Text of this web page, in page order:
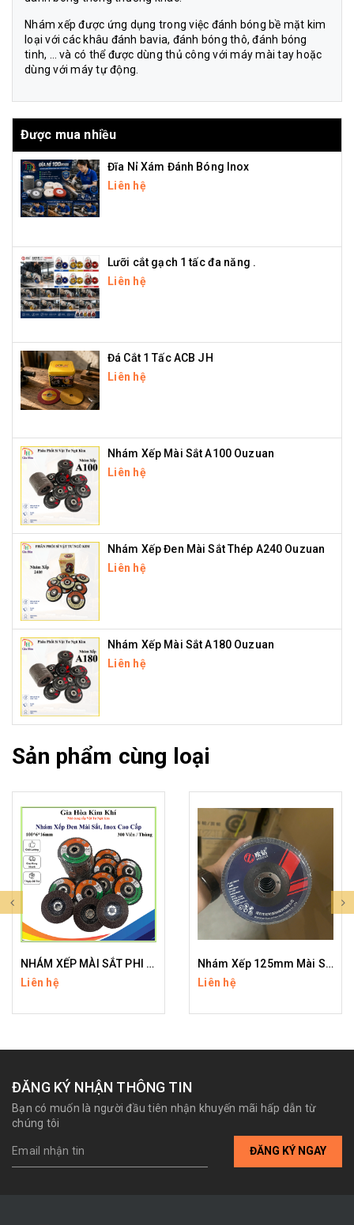
Nhám xếp được ứng dụng trong việc đánh bóng bề mặt kim
loại với các khâu đánh bavia, đánh bóng thô, đánh bóng
tinh, … và có thể được dùng thủ công với máy mài tay hoặc
dùng với máy tự động.
Được mua nhiều
Đĩa Nỉ Xám Đánh Bóng Inox
Liên hệ
Lưỡi cắt gạch 1 tấc đa năng .
Liên hệ
Đá Cắt 1 Tấc ACB JH
Liên hệ
Nhám Xếp Mài Sắt A100 Ouzuan
Liên hệ
Nhám Xếp Đen Mài Sắt Thép A240 Ouzuan
Liên hệ
Nhám Xếp Mài Sắt A180 Ouzuan
Liên hệ
Sản phẩm cùng loại
NHÁM XẾP MÀI SẮT PHI 100
Liên hệ
Nhám Xếp 125mm Mài Sắt
Liên hệ
ĐĂNG KÝ NHẬN THÔNG TIN
Bạn có muốn là người đầu tiên nhận khuyến mãi hấp dẫn từ
chúng tôi
ĐĂNG KÝ NGAY